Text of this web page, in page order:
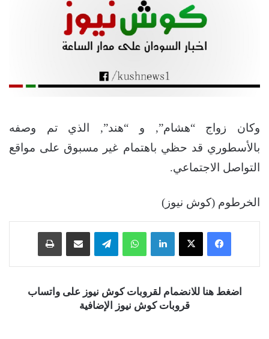
وكان زواج “هشام”, و “هند”, الذي تم وصفه
بالأسطوري قد حظي باهتمام غير مسبوق على مواقع
التواصل الاجتماعي.
الخرطوم (كوش نيوز)
فيسبوك ‫X لينكدإن واتساب تيلقرام
اضغط هنا للانضمام لقروبات كوش نيوز على واتساب
قروبات كوش نيوز الإضافية